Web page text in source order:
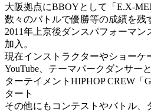
大阪拠点にBBOYとして「E.X-
数々のバトルで優勝等の成績を残
2011年上京後ダンスパフォーマン
加入。
現在インストラクターやショーケ
YouTube、テーマパークダンサー
ターテイメントHIPHOP CREW「
タート
その他にもコンテストやバトル、